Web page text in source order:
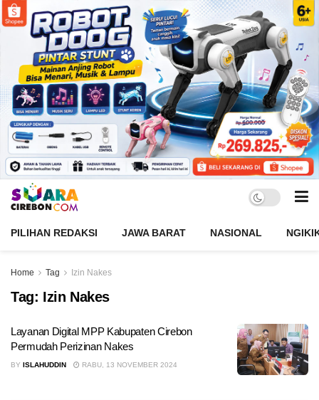
PILIHAN REDAKSI JAWA BARAT NASIONAL
Home Tag Izin Nakes
Tag: Izin Nakes
Layanan Digital MPP Kabupaten Cirebon
Permudah Perizinan Nakes
BY ISLAHUDDIN RABU, 13 NOVEMBER 2024